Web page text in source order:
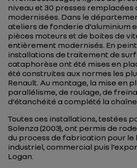
niveau et 30 presses remplacées
modernisées. Dans le
ateliers de fonderie d’aluminium
pièces moteurs et de boites de
entièrement modernisés. En
installations de traitement de
cataphorèse ont été mises en
été construites aux normes les
Renault. Au montage, la mise en
parallélisme, de roulage, de
d’étanchéité a complété la
Toutes ces installations, testées
Solenza (2003), ont permis de
du process de fabrication pour le
industriel, commercial puis
Logan.